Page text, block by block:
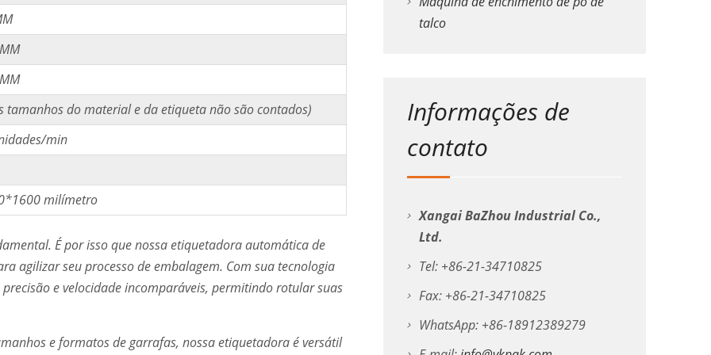
tamanhos do material e da etiqueta não são contados)
min
milímetro
É por isso que nossa etiquetadora automática de
agilizar seu processo de embalagem. Com sua tecnologia
e velocidade incomparáveis, permitindo rotular suas
e formatos de garrafas, nossa etiquetadora é versátil
talco
Informações de
contato
Xangai BaZhou Industrial Co.,
Ltd.
Tel: +86-21-34710825
Fax: +86-21-34710825
WhatsApp: +86-18912389279